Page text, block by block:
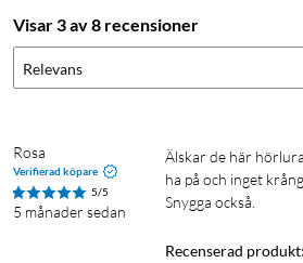
blockera medel- till högfrekventa ljud.
Reducerar ljud med upp till 98
externa ljud och ljudläckage, och
automatiskt för att ge optimal
oönskade störningar, oavsett om du är
Visar 3 av 8 recensioner
Relevans
Rosa
Verifierad köpare
5/5
5 månader sedan
Älskar de här hörlurarna! Bra ljud, sköna att
ha på och inget
Snygga också.
Recenserad produkt: